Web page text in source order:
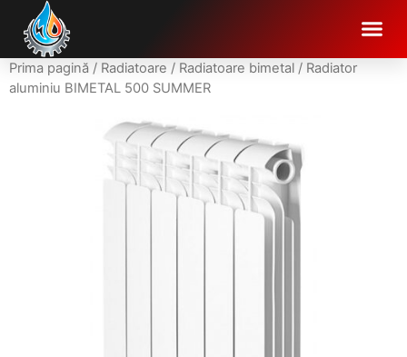
Prima pagină / Radiatoare / Radiatoare bimetal / Radiator
aluminiu BIMETAL 500 SUMMER